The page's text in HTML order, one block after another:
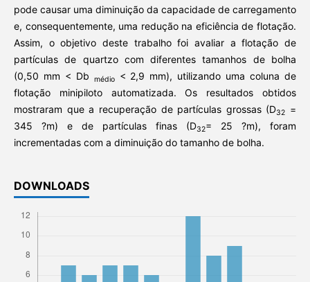
pode causar uma diminuição da capacidade de carregamento
e, consequentemente, uma redução na eficiência de flotação.
Assim, o objetivo deste trabalho foi avaliar a flotação de
partículas de quartzo com diferentes tamanhos de bolha
(0,50 mm < Db
médio< 2,9 mm), utilizando uma coluna de
flotação minipiloto automatizada. Os resultados obtidos
mostraram que a recuperação de partículas grossas (D32
=
345 ?m) e de partículas finas (D32= 25 ?m), foram
incrementadas com a diminuição do tamanho de bolha.
DOWNLOADS